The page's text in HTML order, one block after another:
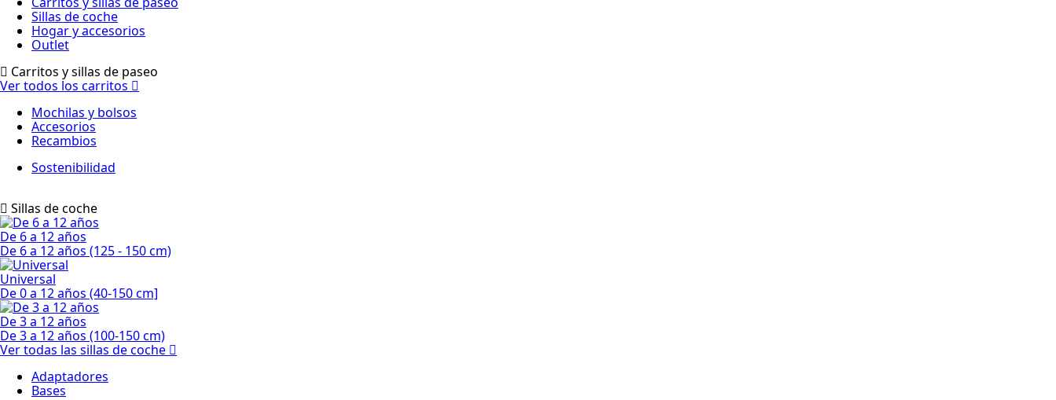
Sillas de coche
Hogar y accesorios
Outlet
Carritos y sillas de paseo
Ver todos los carritos
Mochilas y bolsos
Accesorios
Recambios
Sostenibilidad
Sillas de coche
De 6 a 12 años
De 6 a 12 años (125 - 150 cm)
Universal
De 0 a 12 años (40-150 cm]
De 3 a 12 años
De 3 a 12 años (100-150 cm)
Ver todas las sillas de coche
Adaptadores
Bases